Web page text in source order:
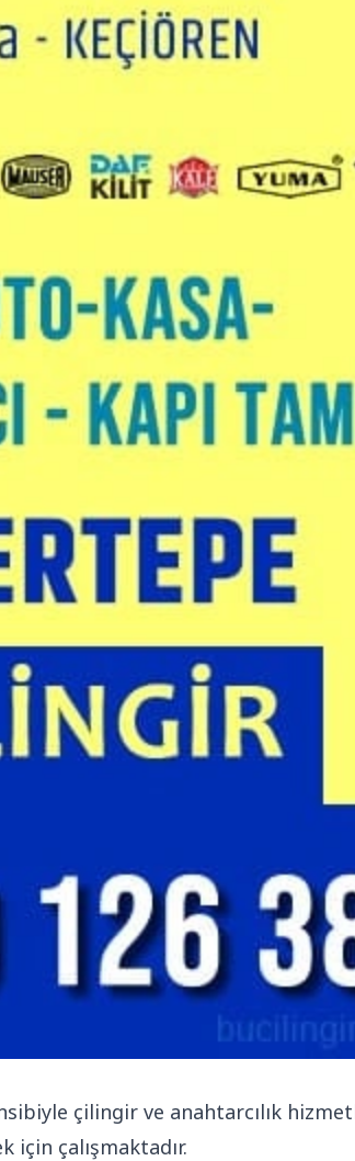
çilingir ve anahtarcılık
için çalışmaktadır.